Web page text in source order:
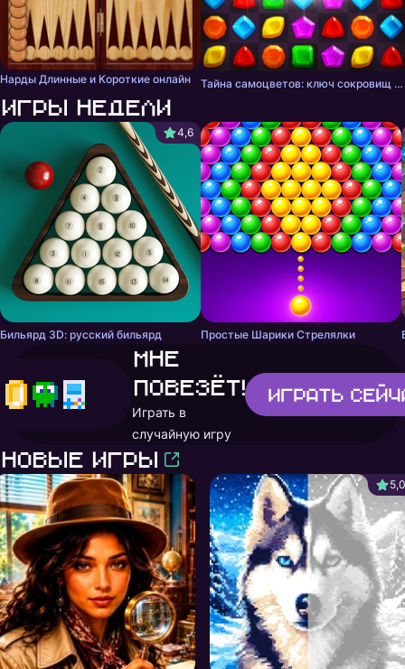
Нарды Длинные и Короткие онлайн Тайна самоцветов: ключ сокровищ - три в ряд
Игры недели
4,6
Бильярд 3D: русский бильярд Простые Шарики Стрелялки
Мне
повезёт!
Играть в
случайную игру
Играть
Новые игры
5,0